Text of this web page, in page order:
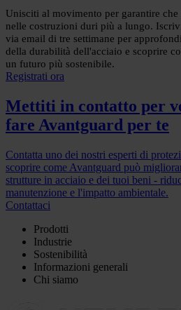
Unisciti al movimento per garantire
nelle costruzioni duri più a lungo.
via email di tre settimane per
della durabilità dell'acciaio e scoprire
un futuro più sostenibile.
Registrati ora
Mettiti in contatto per
fare Avantguard per te
Contatta uno dei nostri esperti di
scoprire come Avantguard può
strutture in acciaio e dei tuoi beni -
manutenzione e l'impatto ambientale.
Contattaci
Prodotti
Industrie
Sostenibilità
Informazioni generali
Chi siamo